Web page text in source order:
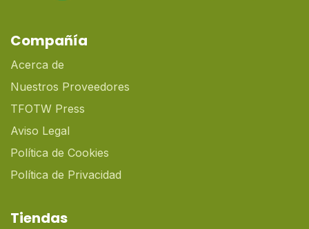
Compañía
Acerca de
Nuestros Proveedores
TFOTW Press
Aviso Legal
Política de Cookies
Política de Privacidad
Tiendas